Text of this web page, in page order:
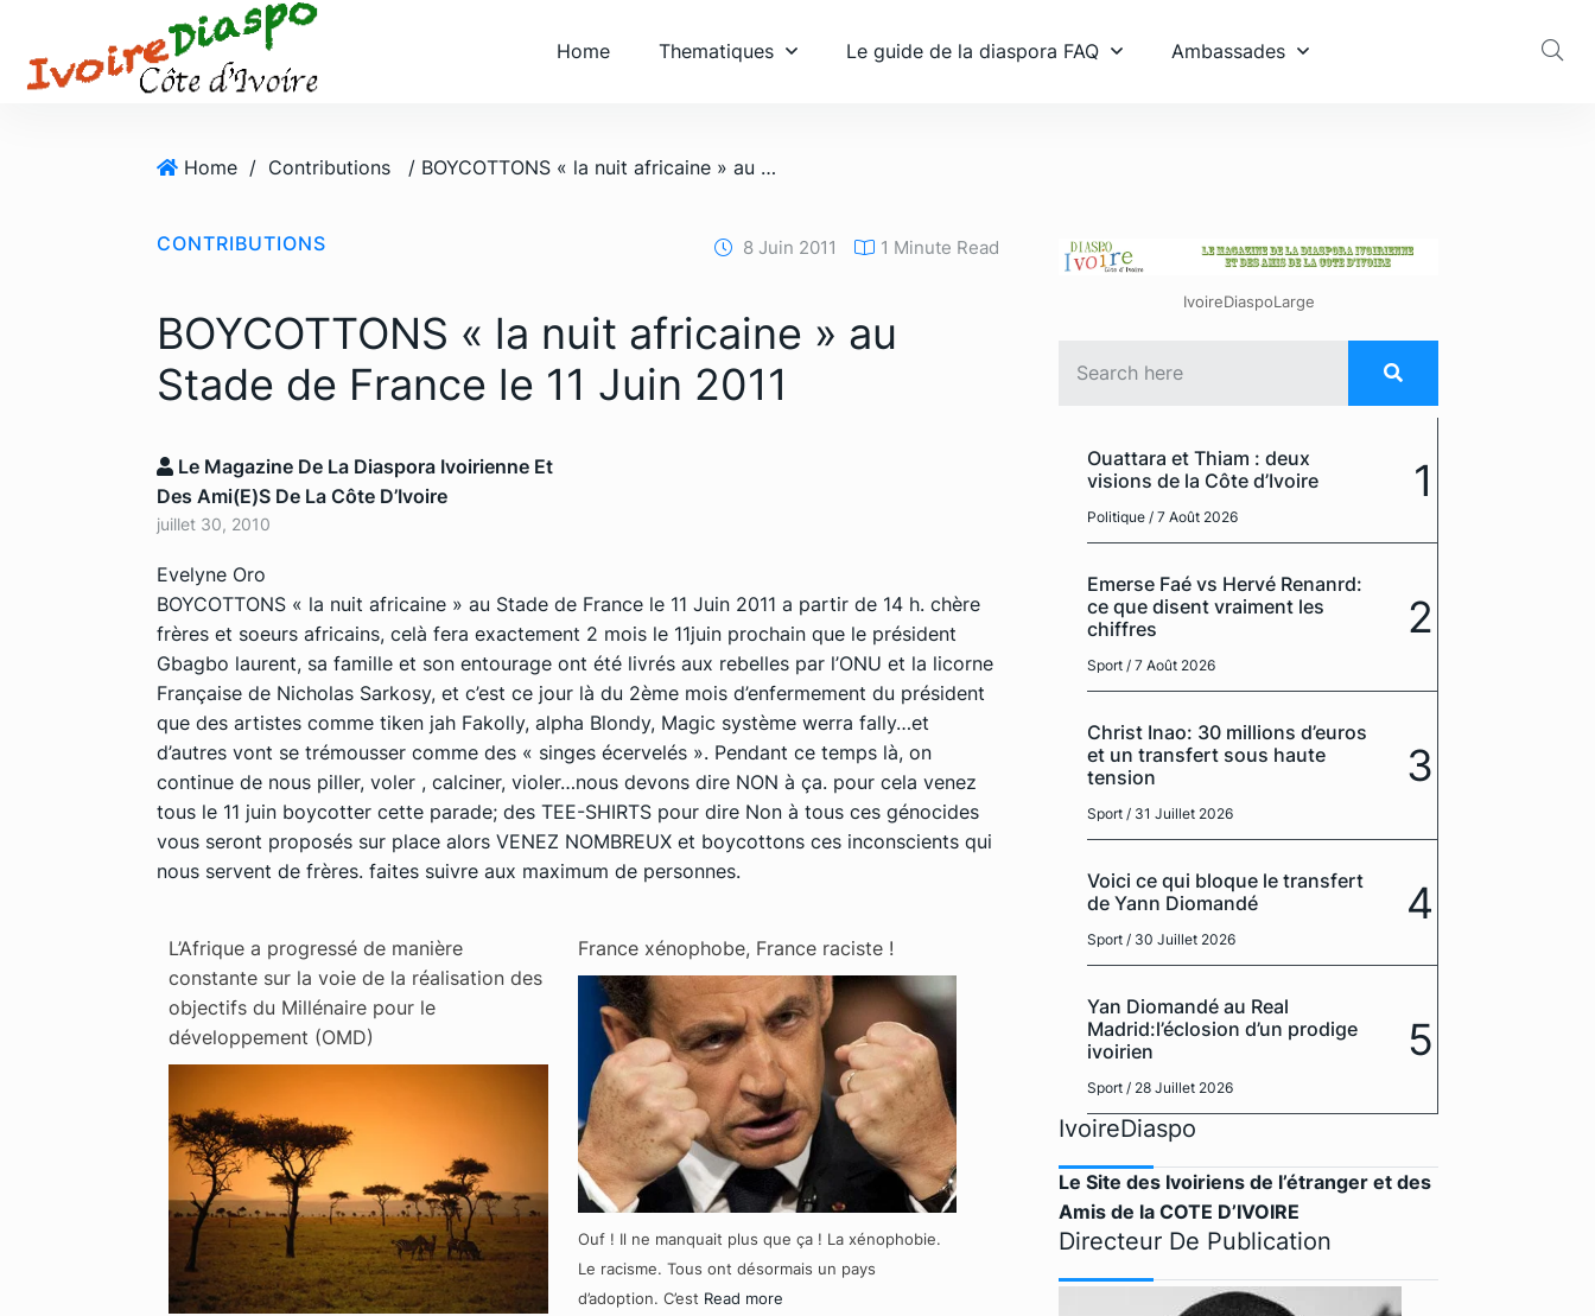
Home Thematiques Le guide de la diaspora FAQ Ambassades
Home / Contributions / BOYCOTTONS « la nuit africaine » au Stade de France le 11 Juin 2011
CONTRIBUTIONS 8 Juin 2011 1 Minute Read
BOYCOTTONS « la nuit africaine » au
Stade de France le 11 Juin 2011
Le Magazine De La Diaspora Ivoirienne Et
Des Ami(e)s De La Côte D’Ivoire
juillet 30, 2010
Evelyne Oro
BOYCOTTONS « la nuit africaine » au Stade de France le 11 Juin 2011 a partir de 14 h. chère
frères et soeurs africains, celà fera exactement 2 mois le 11juin prochain que le président
Gbagbo laurent, sa famille et son entourage ont été livrés aux rebelles par l’ONU et la licorne
Française de Nicholas Sarkosy, et c’est ce jour là du 2ème mois d’enfermement du président
que des artistes comme tiken jah Fakolly, alpha Blondy, Magic système werra fally…et
d’autres vont se trémousser comme des « singes écervelés ». Pendant ce temps là, on
continue de nous piller, voler , calciner, violer…nous devons dire NON à ça. pour cela venez
tous le 11 juin boycotter cette parade; des TEE-SHIRTS pour dire Non à tous ces génocides
vous seront proposés sur place alors VENEZ NOMBREUX et boycottons ces inconscients qui
nous servent de frères. faites suivre aux maximum de personnes.
L’Afrique a progressé de manière
constante sur la voie de la réalisation des
objectifs du Millénaire pour le
développement (OMD)
France xénophobe, France raciste !
Ouf ! Il ne manquait plus que ça ! La xénophobie.
Le racisme. Tous ont désormais un pays
d’adoption. C’est Read more
IvoireDiaspoLarge
Ouattara et Thiam : deux
visions de la Côte d’Ivoire
Politique / 7 Août 2026
1
Emerse Faé vs Hervé Renanrd:
ce que disent vraiment les
chiffres
Sport / 7 Août 2026
2
Christ Inao: 30 millions d’euros
et un transfert sous haute
tension
Sport / 31 Juillet 2026
3
Voici ce qui bloque le transfert
de Yann Diomandé
Sport / 30 Juillet 2026
4
Yan Diomandé au Real
Madrid:l’éclosion d’un prodige
ivoirien
Sport / 28 Juillet 2026
5
IvoireDiaspo
Le Site des Ivoiriens de l’étranger et des
Amis de la COTE D’IVOIRE
Directeur De Publication